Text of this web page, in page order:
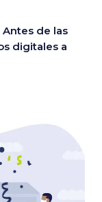
Antes de las
digitales a